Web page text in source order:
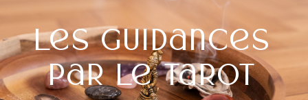
Les guidances
par le tarot